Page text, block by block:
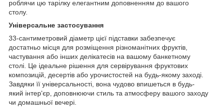
роблячи цю тарілку елегантним доповненням до вашого
столу.
Універсальне застосування
33-сантиметровий діаметр цієї підставки забезпечує
достатньо місця для розміщення різноманітних фруктів,
частування або інших делікатесів на вашому банкетному
столі. Це ідеальне рішення для сервірування фруктових
композицій, десертів або урочистостей на будь-якому заході.
Завдяки її універсальності, вона чудово впишеться в будь-
який інтер'єр, доповнюючи стиль та атмосферу вашого заходу
чи домашньої вечері.